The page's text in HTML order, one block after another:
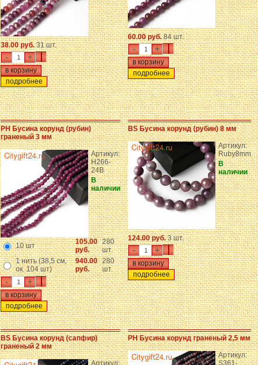
38.00 руб.31 шт.
- +
подробнее
60.00 руб.84 шт.
- +
подробнее
PH Бусина корунд (рубин)
граненый 3 мм
Артикул:
H266-
24B
В
наличии
10 шт
105.00
руб.
280
шт.
1 нить (38,5 см,
ок. 104 шт)
940.00
руб.
280
шт.
- +
подробнее
BS Бусина корунд (рубин) 8 мм
Артикул:
Ruby8mm
В
наличии
124.00 руб.3 шт.
- +
подробнее
BS Бусина корунд (сапфир)
граненый 2 мм
Артикул:
PH Бусина корунд граненый 2,5 мм
Артикул:
S361-